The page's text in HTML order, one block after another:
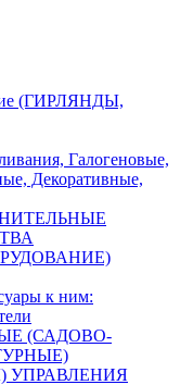
(ГИРЛЯНДЫ,
Галогеновые,
Декоративные,
к ним:
(САДОВО-
УПРАВЛЕНИЯ